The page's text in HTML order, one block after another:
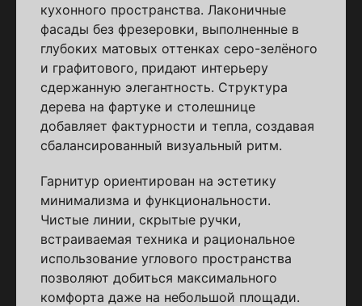
кухонного пространства. Лаконичные
фасады без фрезеровки, выполненные в
глубоких матовых оттенках серо-зелёного
и графитового, придают интерьеру
сдержанную элегантность. Структура
дерева на фартуке и столешнице
добавляет фактурности и тепла, создавая
сбалансированный визуальный ритм.
Гарнитур ориентирован на эстетику
минимализма и функциональности.
Чистые линии, скрытые ручки,
встраиваемая техника и рациональное
использование углового пространства
позволяют добиться максимального
комфорта даже на небольшой площади.